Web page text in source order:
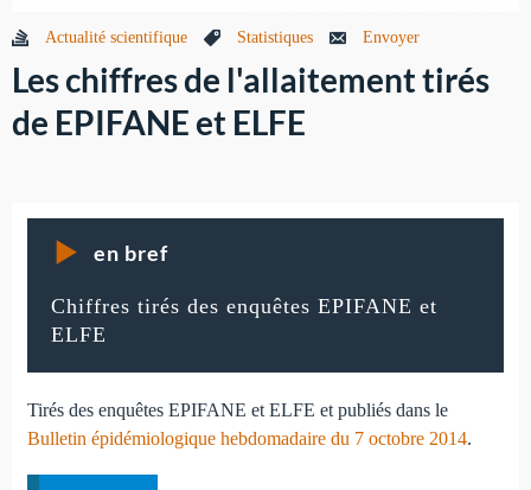
Actualité scientifique Statistiques Envoyer
Les chiffres de l'allaitement tirés
de EPIFANE et ELFE
en bref
Chiffres tirés des enquêtes EPIFANE et
ELFE
Tirés des enquêtes EPIFANE et ELFE et publiés dans le
Bulletin épidémiologique hebdomadaire du 7 octobre 2014.